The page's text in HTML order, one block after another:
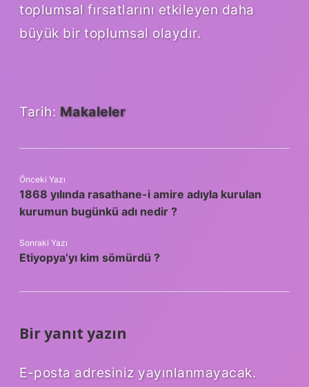
toplumsal fırsatlarını etkileyen daha
büyük bir toplumsal olaydır.
Tarih: Makaleler
Önceki Yazı
1868 yılında rasathane-i amire adıyla kurulan
kurumun bugünkü adı nedir ?
Sonraki Yazı
Etiyopya’yı kim sömürdü ?
Bir yanıt yazın
E-posta adresiniz yayınlanmayacak.